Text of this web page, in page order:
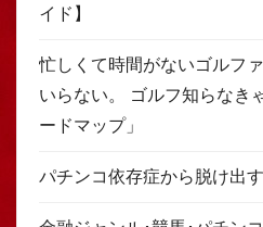
イド】
忙しくて時間がないゴルフ
いらない。 ゴルフ知らなき
ードマップ」
パチンコ依存症から脱け出